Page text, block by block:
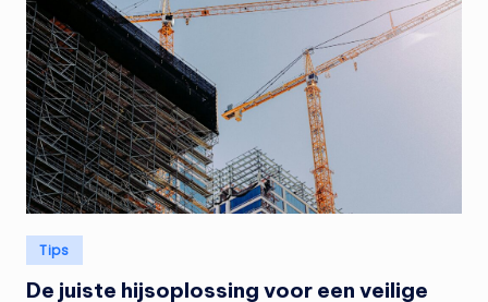
Geplaatst
in
Tips
De juiste hijsoplossing voor een veilige